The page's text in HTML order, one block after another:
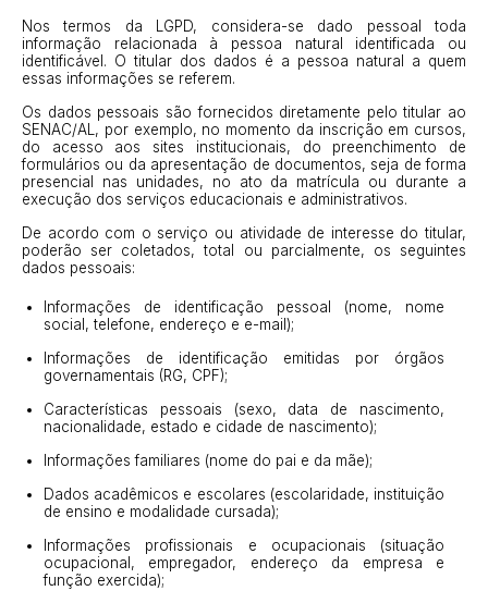
Nos termos da LGPD, considera-se dado pessoal toda
informação relacionada à pessoa natural identificada ou
identificável. O titular dos dados é a pessoa natural a quem
essas informações se referem.
Os dados pessoais são fornecidos diretamente pelo titular ao
SENAC/AL, por exemplo, no momento da inscrição em cursos,
do acesso aos sites institucionais, do preenchimento de
formulários ou da apresentação de documentos, seja de forma
presencial nas unidades, no ato da matrícula ou durante a
execução dos serviços educacionais e administrativos.
De acordo com o serviço ou atividade de interesse do titular,
poderão ser coletados, total ou parcialmente, os seguintes
dados pessoais:
Informações de identificação pessoal (nome, nome
social, telefone, endereço e e-mail);
Informações de identificação emitidas por órgãos
governamentais (RG, CPF);
Características pessoais (sexo, data de nascimento,
nacionalidade, estado e cidade de nascimento);
Informações familiares (nome do pai e da mãe);
Dados acadêmicos e escolares (escolaridade, instituição
de ensino e modalidade cursada);
Informações profissionais e ocupacionais (situação
ocupacional, empregador, endereço da empresa e
função exercida);